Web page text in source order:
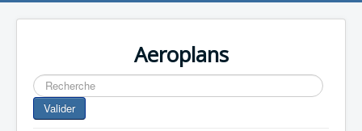
Aeroplans
Rechercher
Valider